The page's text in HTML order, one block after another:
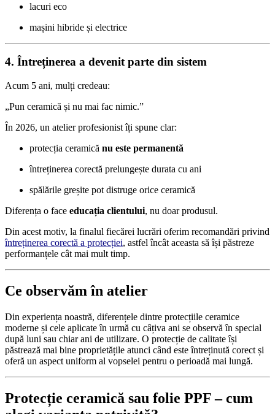
lacuri eco
mașini hibride și electrice
4. Întreținerea a devenit parte din sistem
Acum 5 ani, mulți credeau:
„Pun ceramică și nu mai fac nimic.”
În 2026, un atelier profesionist îți spune clar:
protecția ceramică nu este permanentă
întreținerea corectă prelungește durata cu ani
spălările greșite pot distruge orice ceramică
Diferența o face educația clientului, nu doar produsul.
Din acest motiv, la finalul fiecărei lucrări oferim recomandări privind
întreținerea corectă a protecției, astfel încât aceasta să își păstreze
performanțele cât mai mult timp.
Ce observăm în atelier
Din experiența noastră, diferențele dintre protecțiile ceramice
moderne și cele aplicate în urmă cu câțiva ani se observă în special
după luni sau chiar ani de utilizare. O protecție de calitate își
păstrează mai bine proprietățile atunci când este întreținută corect și
oferă un aspect uniform al vopselei pentru o perioadă mai lungă.
Protecție ceramică sau folie PPF – cum